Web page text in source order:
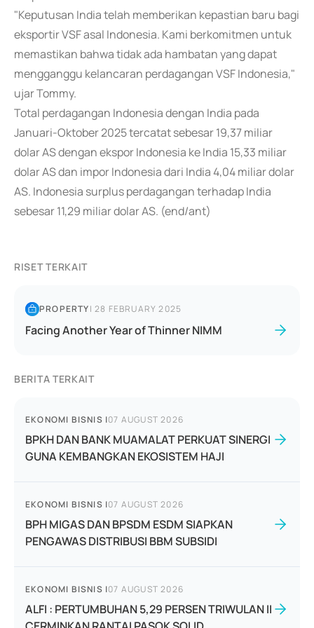
"Keputusan India telah memberikan kepastian baru bagi
eksportir VSF asal Indonesia. Kami berkomitmen untuk
memastikan bahwa tidak ada hambatan yang dapat
mengganggu kelancaran perdagangan VSF Indonesia,"
ujar Tommy.
Total perdagangan Indonesia dengan India pada
Januari-Oktober 2025 tercatat sebesar 19,37 miliar
dolar AS dengan ekspor Indonesia ke India 15,33 miliar
dolar AS dan impor Indonesia dari India 4,04 miliar dolar
AS. Indonesia surplus perdagangan terhadap India
sebesar 11,29 miliar dolar AS. (end/ant)
RISET TERKAIT
PROPERTY|28 FEBRUARY 2025
Facing Another Year of Thinner NIMM
BERITA TERKAIT
EKONOMI BISNIS |07 AUGUST 2026
BPKH DAN BANK MUAMALAT PERKUAT SINERGI
GUNA KEMBANGKAN EKOSISTEM HAJI
EKONOMI BISNIS |07 AUGUST 2026
BPH MIGAS DAN BPSDM ESDM SIAPKAN
PENGAWAS DISTRIBUSI BBM SUBSIDI
EKONOMI BISNIS |07 AUGUST 2026
ALFI : PERTUMBUHAN 5,29 PERSEN TRIWULAN II